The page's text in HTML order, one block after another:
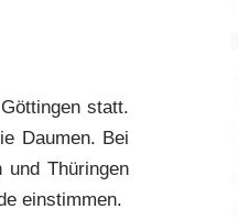
statt.
Daumen. Bei
Thüringen
einstimmen.